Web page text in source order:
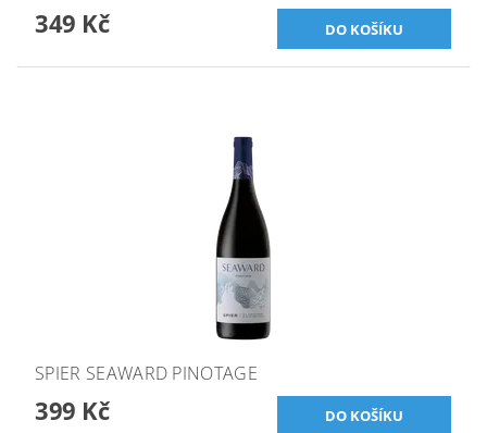
349 Kč
SPIER SEAWARD PINOTAGE
399 Kč